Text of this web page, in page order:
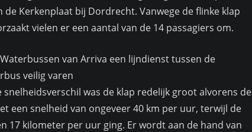
Kerkenplaat bij Dordrecht. Vanwege de flinke klap
vielen er een aantal van de 14 passagiers om.
van Arriva een lijndienst tussen de
veilig varen
was de klap redelijk groot alvorens de
een snelheid van ongeveer 40 km per uur, terwijl de
17 kilometer per uur ging. Er wordt aan de hand van